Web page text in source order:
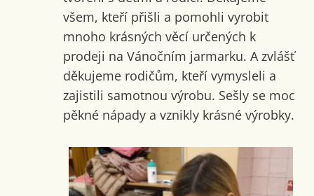
všem, kteří přišli a pomohli vyrobit
mnoho krásných věcí určených k
prodeji na Vánočním jarmarku. A zvlášť
děkujeme rodičům, kteří vymysleli a
zajistili samotnou výrobu. Sešly se moc
pěkné nápady a vznikly krásné výrobky.